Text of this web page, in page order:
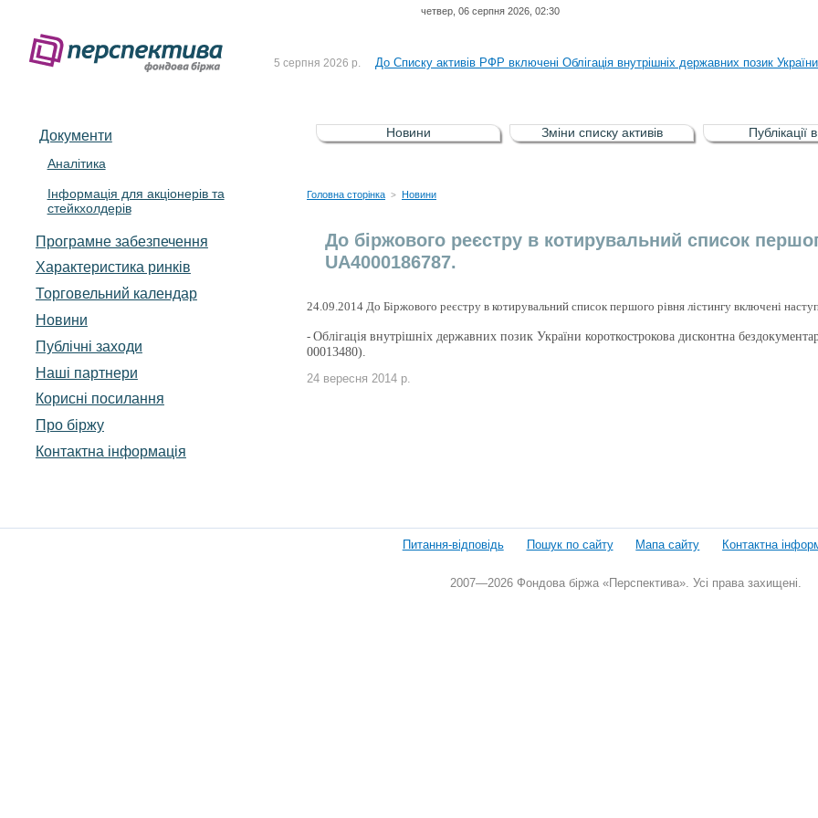
четвер, 06 серпня 2026, 02:30
5 серпня 2026 р. До Списку активів РФР включені Облігація внутрішніх державних позик
5 серпня 2026 р. До уваги власників облігацій ISIN UA5000008459 серії В ТОВ"ФАСТФІНАНС"
4 серпня 2026 р. Рішення НКЦПФР від 04.08.2026 р.стосовно обігу цінних паперів окремих
Документи
Аналітика
Інформація для акціонерів та
стейкхолдерів
Програмне забезпечення
Характеристика pинків
Торговельний календар
Новини
Публічні заходи
Наші партнери
Корисні посилання
Про біржу
Контактна інформація
Новини Зміни списку активів Публікації
Головна сторінка > Новини
До біржового реєстру в котирувальний список
UA4000186787.
24.09.2014 До Біржового реєстру в котирувальний список першого рівня лістингу включені
- Облігація внутрішніх державних позик України короткострокова дисконтна
00013480).
24 вересня 2014 р.
Питання-відповідь Пошук по сайту Мапа сайту Контактна
2007—2026 Фондова біржа «Перспектива». Усі права захищені.